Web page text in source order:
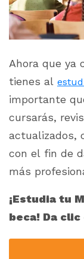
Ahora que ya
tienes al
importante
cursarás,
actualizados,
con el fin de
más
¡Estudia tu
beca! Da